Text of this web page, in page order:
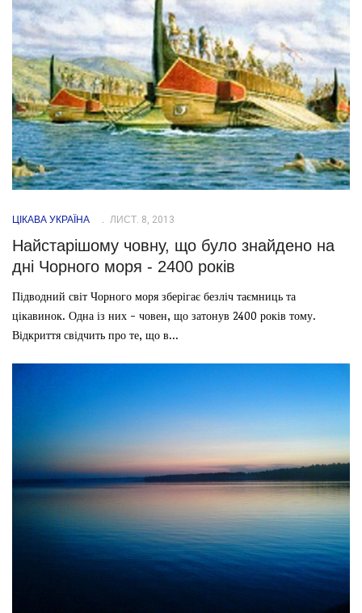
ЦІКАВА УКРАЇНА ЛИСТ. 8, 2013
Найстарішому човну, що було знайдено на
дні Чорного моря - 2400 років
Підводний світ Чорного моря зберігає безліч таємниць та
цікавинок. Одна із них - човен, що затонув 2400 років тому.
Відкриття свідчить про те, що в...